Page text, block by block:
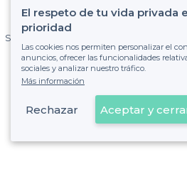
Gane muchos clientes entre el
Sin comisiones y sin compromiso,
de ver la
Registrar mi
Ya es
El respeto de tu vida privada
prioridad
Las cookies nos permiten personalizar el
anuncios, ofrecer las funcionalidades
sociales y analizar nuestro tráfico.
Más información
Rechazar Aceptar y